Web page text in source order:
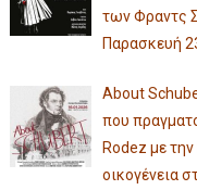
των Φραντς
Παρασκευή
About
που
Rodez με
οικογένεια